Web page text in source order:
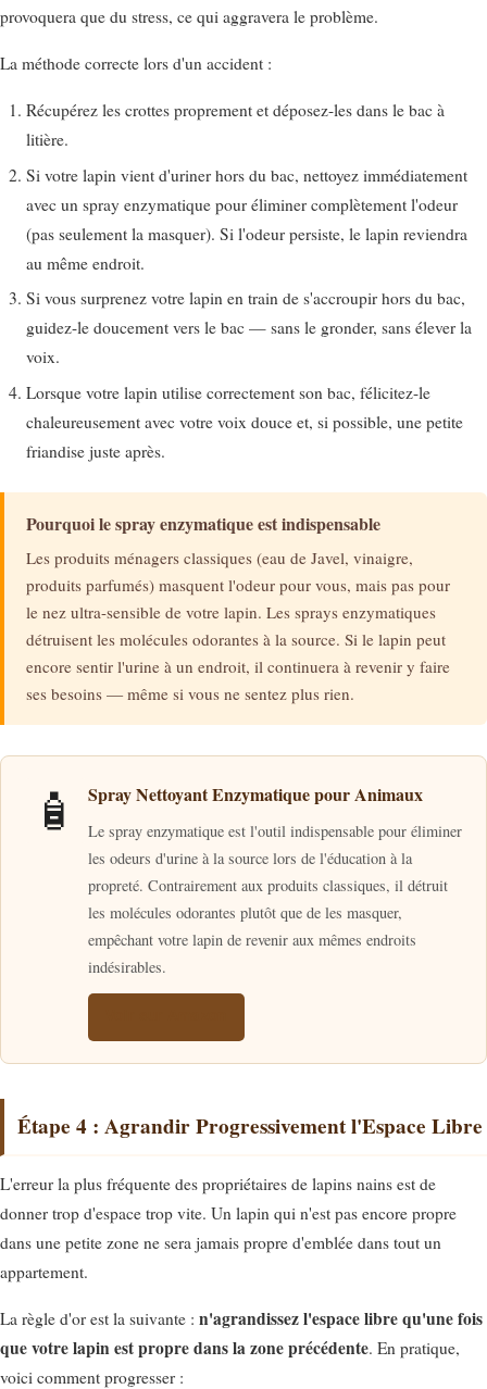
provoquera que du stress, ce qui aggravera le problème.
La méthode correcte lors d'un accident :
Récupérez les crottes proprement et déposez-les dans le bac à
litière.
Si votre lapin vient d'uriner hors du bac, nettoyez immédiatement
avec un spray enzymatique pour éliminer complètement l'odeur
(pas seulement la masquer). Si l'odeur persiste, le lapin reviendra
au même endroit.
Si vous surprenez votre lapin en train de s'accroupir hors du bac,
guidez-le doucement vers le bac — sans le gronder, sans élever la
voix.
Lorsque votre lapin utilise correctement son bac, félicitez-le
chaleureusement avec votre voix douce et, si possible, une petite
friandise juste après.
Pourquoi le spray enzymatique est indispensable
Les produits ménagers classiques (eau de Javel, vinaigre,
produits parfumés) masquent l'odeur pour vous, mais pas pour
le nez ultra-sensible de votre lapin. Les sprays enzymatiques
détruisent les molécules odorantes à la source. Si le lapin peut
encore sentir l'urine à un endroit, il continuera à revenir y faire
ses besoins — même si vous ne sentez plus rien.
🧴 Spray Nettoyant Enzymatique pour Animaux
Le spray enzymatique est l'outil indispensable pour éliminer
les odeurs d'urine à la source lors de l'éducation à la
propreté. Contrairement aux produits classiques, il détruit
les molécules odorantes plutôt que de les masquer,
empêchant votre lapin de revenir aux mêmes endroits
indésirables.
Étape 4 : Agrandir Progressivement l'Espace Libre
L'erreur la plus fréquente des propriétaires de lapins nains est de
donner trop d'espace trop vite. Un lapin qui n'est pas encore propre
dans une petite zone ne sera jamais propre d'emblée dans tout un
appartement.
La règle d'or est la suivante : n'agrandissez l'espace libre qu'une fois
que votre lapin est propre dans la zone précédente. En pratique,
voici comment progresser :